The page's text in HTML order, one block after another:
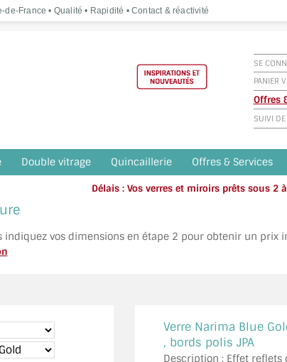
France • Qualité • Rapidité • Contact & réactivité
SE
PANIER
Offres
SUIVI
Double vitrage Quincaillerie Offres & Services
Délais : Vos verres et miroirs prêts sous 2
vos dimensions en étape 2 pour obtenir un prix
Verre Narima Blue
, bords polis JPA
Description : Effet